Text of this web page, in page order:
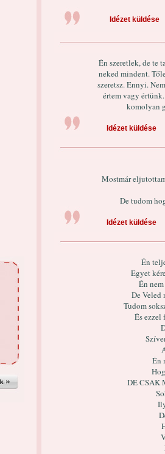
Idézet küldése
Én szeretlek, de te
neked mindent.
szeretsz. Ennyi.
értem vagy
komolyan
Idézet küldése
Mostmár
De tudom
Idézet küldése
Én
Egyet
Én
De Veled
Tudom
És ezzel
Én
DE CSAK